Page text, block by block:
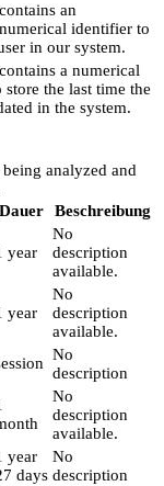
an
identifier to
in our system.
a numerical
store the last time the
in the system.
analyzed and
Dauer Beschreibung
year
No
description
available.
year
No
description
available.
No
description
No
description
available.
year
days
No
description